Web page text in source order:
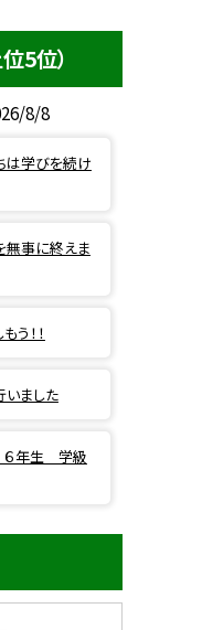
5位）
8/8
は学びを続け
無事に終えま
う！！
いました
６年生 学級